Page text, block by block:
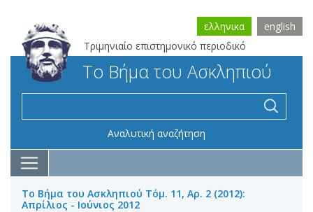
Τριμηνιαίο επιστημονικό περιοδικό
ελληνικα english
Το Βήμα του Ασκληπιού
Αναλυτική αναζήτηση
Το Βήμα του Ασκληπιού Τόμ. 11, Αρ. 2 (2012):
Απρίλιος - Ιούνιος 2012